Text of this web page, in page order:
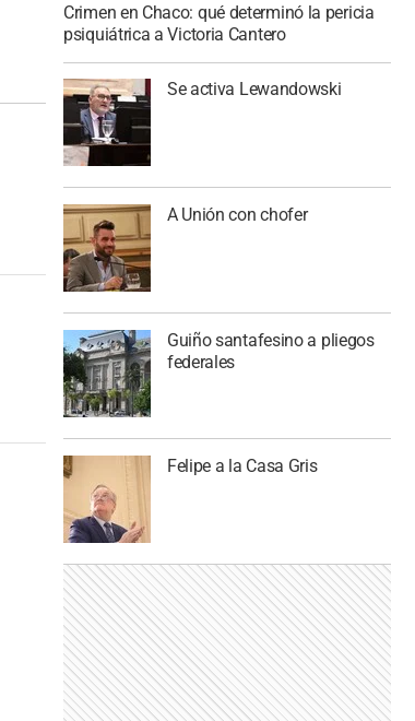
Crimen en Chaco: qué determinó la pericia
psiquiátrica a Victoria Cantero
Se activa Lewandowski
A Unión con chofer
Guiño santafesino a pliegos
federales
Felipe a la Casa Gris